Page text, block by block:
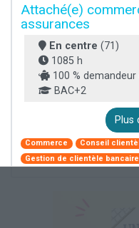
Attaché(e)
assurances
En centre (71)
1085 h
100 % demandeur
BAC+2
Plus
Commerce
Conseil
Gestion de clientèle bancaire